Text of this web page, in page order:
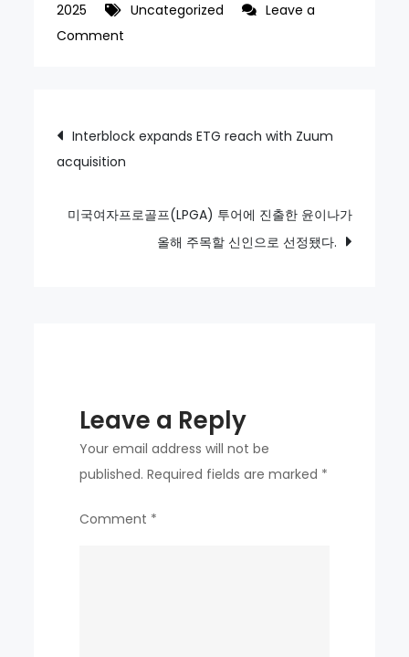
2025
Uncategorized
Leave a
Comment
COO,
new
for
Post
navigation
Interblock expands ETG reach with Zuum
acquisition
미국여자프로골프(LPGA) 투어에 진출한 윤이나가
올해 주목할 신인으로 선정됐다.
Leave a Reply
Your email address will not be
published. Required fields are marked *
Comment *